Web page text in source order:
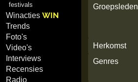
festivals
WinactiesWIN
Trends
Foto's
Video's
Interviews
Recensies
Radio
Groepsleden
Herkomst
Genres